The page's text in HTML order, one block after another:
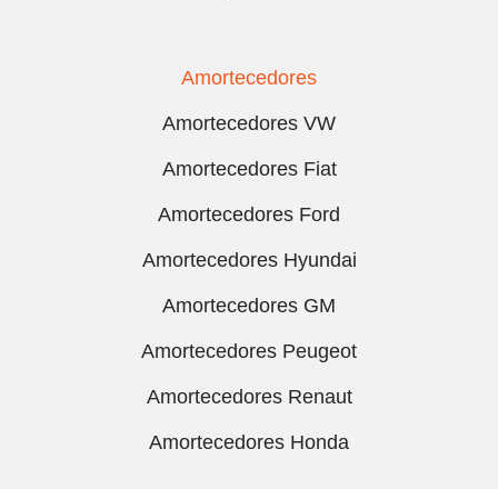
Amortecedores
Amortecedores VW
Amortecedores Fiat
Amortecedores Ford
Amortecedores Hyundai
Amortecedores GM
Amortecedores Peugeot
Amortecedores Renaut
Amortecedores Honda